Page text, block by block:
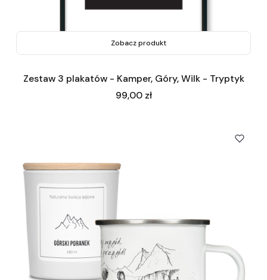
Zobacz produkt
Zestaw 3 plakatów - Kamper, Góry, Wilk - Tryptyk
Cena
99,00 zł